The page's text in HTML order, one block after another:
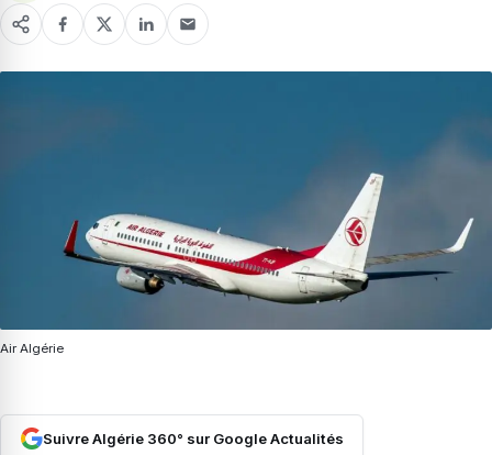
Air Algérie
Suivre Algérie 360° sur Google Actualités